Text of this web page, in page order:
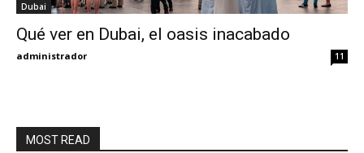
Dubai
Qué ver en Dubai, el oasis inacabado
administrador 11
MOST READ